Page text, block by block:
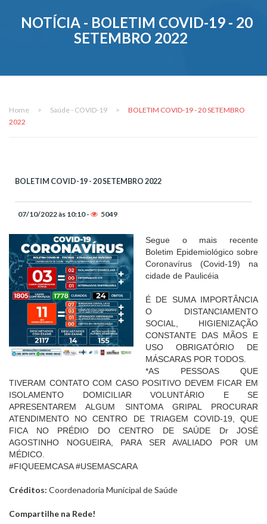
NOTÍCIA - BOLETIM COVID-19 - 20
SETEMBRO 2022
Home > Saúde - COVID-19 >
BOLETIM COVID-19 - 20 SETEMBRO
2022
BOLETIM COVID-19 - 20 SETEMBRO 2022
07/10/2022 às 10:10 - 5049
Segue o mais recente
Boletim Epidemiológico sobre
Coronavírus (Covid-19) na
cidade de Paulicéia
É DE SUMA IMPORTÂNCIA
O DISTANCIAMENTO
SOCIAL, HIGIENIZAÇÃO
CONSTANTE DAS MÃOS E
USO OBRIGATÓRIO DE
MÁSCARAS POR TODOS.
*AS PESSOAS QUE
TIVERAM CONTATO COM CASO POSITIVO DEVEM FICAR EM
ISOLAMENTO DOMICILIAR VOLUNTÁRIO E SE
APRESENTAREM ALGUM SINTOMA GRIPAL PROCURAR
ATENDIMENTO NO CENTRO DE TRIAGEM COVID-19, QUE
FICA NO PRÉDIO DO CENTRO DE SAÚDE Dr JOSÉ
AGOSTINHO NOGUEIRA, PARA SER AVALIADO POR UM
MÉDICO.
#FIQUEEMCASA #USEMASCARA
Créditos: Coordenadoria Municipal de Saúde
Compartilhe na Rede!